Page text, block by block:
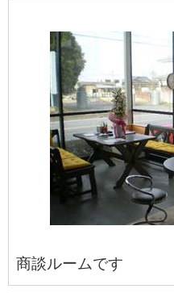
商談ルームです